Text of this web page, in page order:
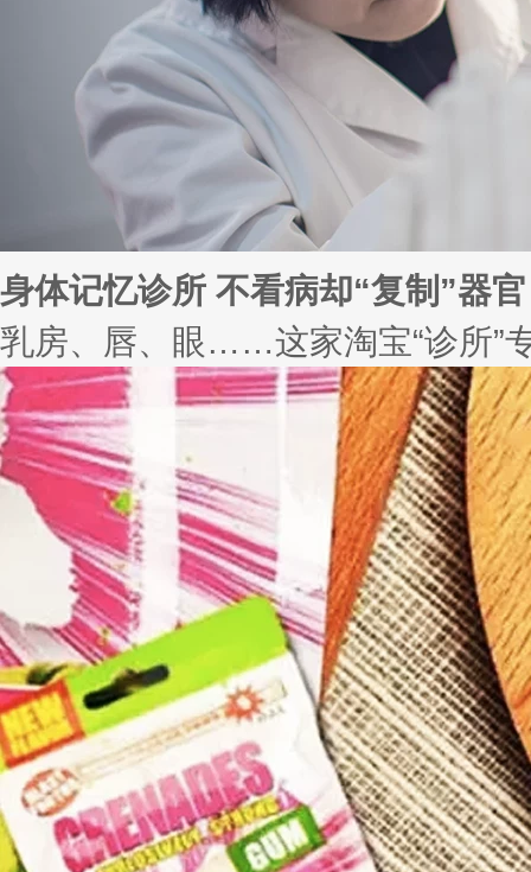
身体记忆诊所 不看病却“复制”器官
乳房、唇、眼……这家淘宝“诊所”